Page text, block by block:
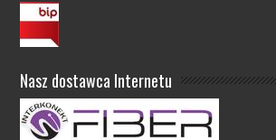
Nasz dostawca Internetu